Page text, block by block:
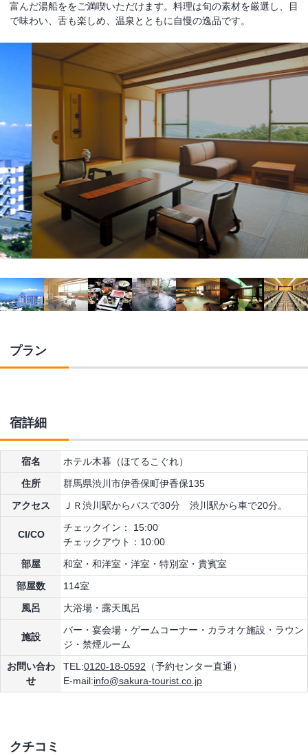
富んだ湯船ををご満喫いただけます。料理は旬の素材を厳選し、目
で味わい、舌も楽しめ、温泉とともに自慢の逸品です。
プラン
宿詳細
宿名
ホテル木暮（ほてるこぐれ）
住所
群馬県渋川市伊香保町伊香保135
アクセス
ＪＲ渋川駅からバスで30分 渋川駅から車で20分。
CI/CO
チェックイン： 15:00
チェックアウト：10:00
部屋
和室・和洋室・洋室・特別室・貴賓室
部屋数
114室
風呂
大浴場・露天風呂
施設
バー・宴会場・ゲームコーナー・カラオケ施設・ラウン
ジ・禁煙ルーム
お問い合わ
せ
TEL:0120-18-0592 （予約センター直通）
E-mail:info@sakura-tourist.co.jp
クチコミ